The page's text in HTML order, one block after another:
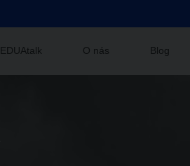
EDUAtalk O nás Blog